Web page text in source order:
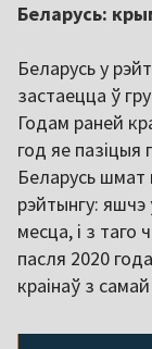
Беларусь:
Беларусь у
застаецца ў
Годам раней
год яе пазіцыя
Беларусь шмат
рэйтынгу:
месца, і з таго
пасля 2020
краінаў з